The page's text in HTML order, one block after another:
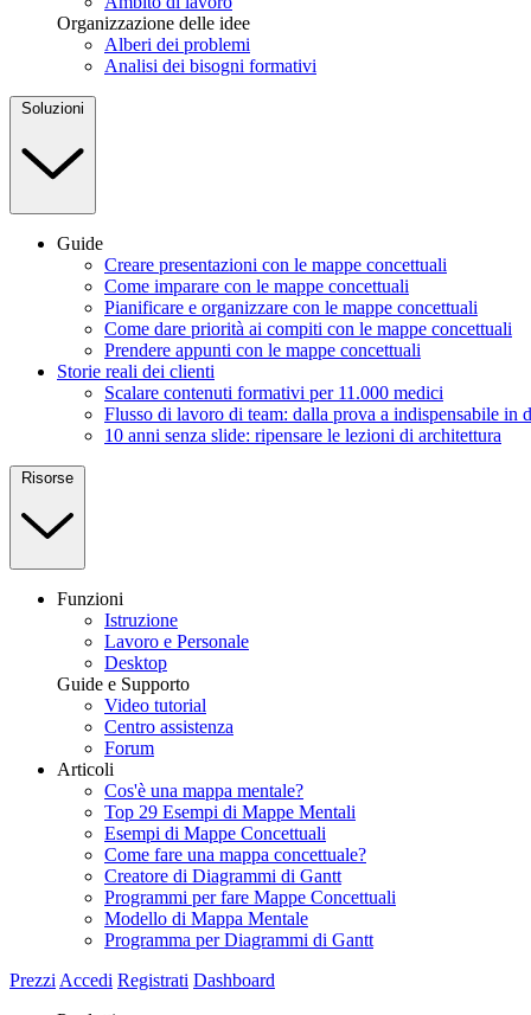
Organizzazione delle idee
Alberi dei problemi
Analisi dei bisogni formativi
Soluzioni
Guide
Creare presentazioni con le mappe concettuali
Come imparare con le mappe concettuali
Pianificare e organizzare con le mappe concettuali
Come dare priorità ai compiti con le mappe concettuali
Prendere appunti con le mappe concettuali
Storie reali dei clienti
Scalare contenuti formativi per 11.000 medici
Flusso di lavoro di team: dalla prova a indispensabile in
10 anni senza slide: ripensare le lezioni di architettura
Risorse
Funzioni
Istruzione
Lavoro e Personale
Desktop
Guide e Supporto
Video tutorial
Centro assistenza
Forum
Articoli
Cos'è una mappa mentale?
Top 29 Esempi di Mappe Mentali
Esempi di Mappe Concettuali
Come fare una mappa concettuale?
Creatore di Diagrammi di Gantt
Programmi per fare Mappe Concettuali
Modello di Mappa Mentale
Programma per Diagrammi di Gantt
Prezzi Accedi Registrati Dashboard